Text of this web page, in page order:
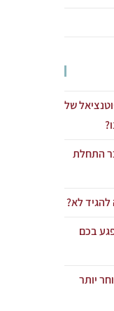
של
התחלת
לא?
בכם
יותר